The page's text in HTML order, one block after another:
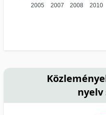
2005 2007 2008 2010